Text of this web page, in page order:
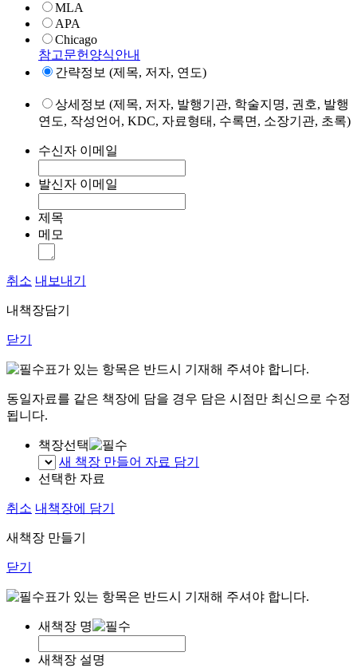
MLA
APA
Chicago
참고문헌양식안내
간략정보 (제목, 저자, 연도)
상세정보 (제목, 저자, 발행기관, 학술지명, 권호, 발행
연도, 작성언어, KDC, 자료형태, 수록면, 소장기관, 초록)
수신자 이메일
발신자 이메일
제목
메모
취소 내보내기
내책장담기
닫기
표가 있는 항목은 반드시 기재해 주셔야 합니다.
동일자료를 같은 책장에 담을 경우 담은 시점만 최신으로 수정
됩니다.
책장선택
새 책장 만들어 자료 담기
선택한 자료
취소 내책장에 담기
새책장 만들기
닫기
표가 있는 항목은 반드시 기재해 주셔야 합니다.
새책장 명
새책장 설명